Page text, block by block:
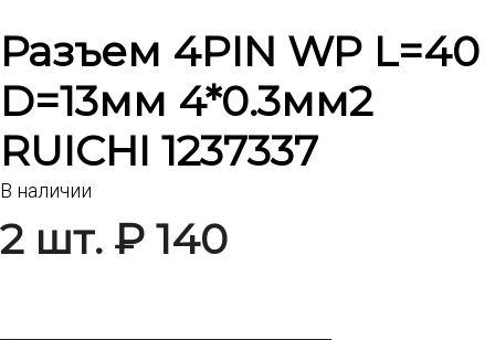
Разъем 4PIN WP L=40
D=13мм 4*0.3мм2
RUICHI 1237337
В наличии
2 шт. ₽ 140